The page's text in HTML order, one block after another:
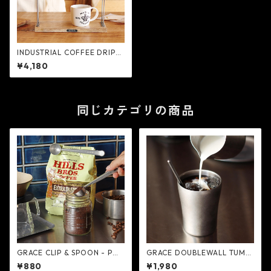
INDUSTRIAL COFFEE DRIPP
ER STAND - POST GENERAL
¥4,180
同じカテゴリの商品
GRACE CLIP & SPOON - POS
T GENERAL
¥880
GRACE DOUBLEWALL TUMB
LER 300ml - POST GENERA
¥1,980